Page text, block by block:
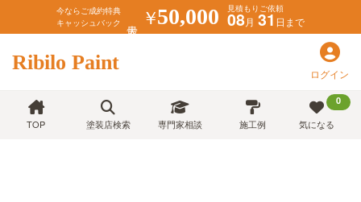
今ならご成約特典
キャッシュバック
￥50,000 見積もりご依頼
08月 31日まで
Ribilo Paint ログイン
TOP 塗装店検索 専門家相談 施工例
0
気になる